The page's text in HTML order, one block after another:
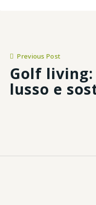
Previous Post
Golf
lusso e